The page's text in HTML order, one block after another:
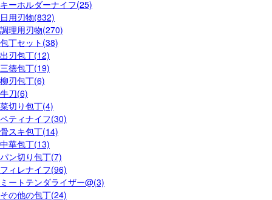
キーホルダーナイフ(25)
日用刃物(832)
調理用刃物(270)
包丁セット(38)
出刃包丁(12)
三徳包丁(19)
柳刃包丁(6)
牛刀(6)
菜切り包丁(4)
ペティナイフ(30)
骨スキ包丁(14)
中華包丁(13)
パン切り包丁(7)
フィレナイフ(96)
ミートテンダライザー@(3)
その他の包丁(24)